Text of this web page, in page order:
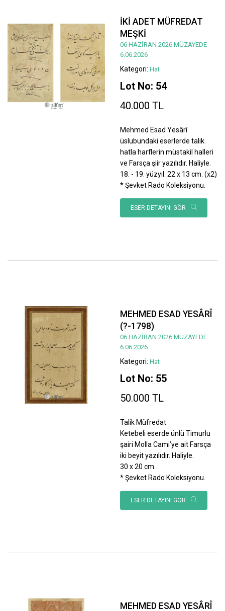
İKİ ADET MÜFREDAT
MEŞKİ
06 HAZİRAN 2026 MÜZAYEDE
6.06.2026
Kategori: Hat
Lot No: 54
40.000 TL
Mehmed Esad Yesârî
üslubundaki eserlerde talik
hatla harflerin müstakil halleri
ve Farsça şiir yazılıdır. Haliyle.
18. - 19. yüzyıl. 22 x 13 cm. (x2)
* Şevket Rado Koleksiyonu.
ESER DETAYINI GÖR
MEHMED ESAD YESÂRÎ
(?-1798)
06 HAZİRAN 2026 MÜZAYEDE
6.06.2026
Kategori: Hat
Lot No: 55
50.000 TL
Talik Müfredat
Ketebeli eserde ünlü Timurlu
şairi Molla Cami’ye ait Farsça
iki beyit yazılıdır. Haliyle.
30 x 20 cm.
* Şevket Rado Koleksiyonu.
ESER DETAYINI GÖR
MEHMED ESAD YESÂRÎ